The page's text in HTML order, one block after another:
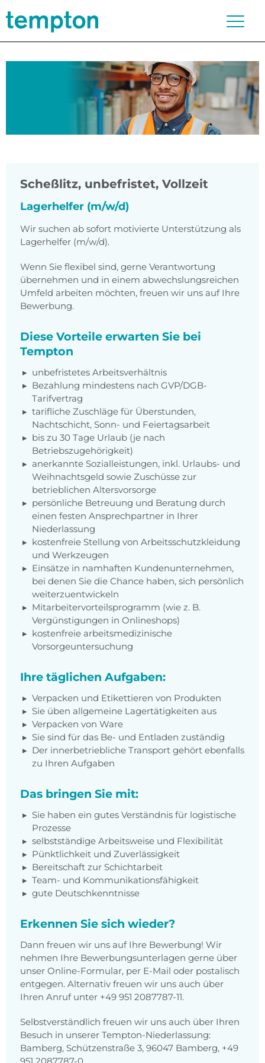
Scheßlitz, unbefristet, Vollzeit
Lagerhelfer (m/w/d)
Wir suchen ab sofort motivierte Unterstützung als
Lagerhelfer (m/w/d).
Wenn Sie flexibel sind, gerne Verantwortung
übernehmen und in einem abwechslungsreichen
Umfeld arbeiten möchten, freuen wir uns auf Ihre
Bewerbung.
Diese Vorteile erwarten Sie bei
Tempton
unbefristetes Arbeitsverhältnis
Bezahlung mindestens nach GVP/DGB-
Tarifvertrag
tarifliche Zuschläge für Überstunden,
Nachtschicht, Sonn- und Feiertagsarbeit
bis zu 30 Tage Urlaub (je nach
Betriebszugehörigkeit)
anerkannte Sozialleistungen, inkl. Urlaubs- und
Weihnachtsgeld sowie Zuschüsse zur
betrieblichen Altersvorsorge
persönliche Betreuung und Beratung durch
einen festen Ansprechpartner in Ihrer
Niederlassung
kostenfreie Stellung von Arbeitsschutzkleidung
und Werkzeugen
Einsätze in namhaften Kundenunternehmen,
bei denen Sie die Chance haben, sich persönlich
weiterzuentwickeln
Mitarbeitervorteilsprogramm (wie z. B.
Vergünstigungen in Onlineshops)
kostenfreie arbeitsmedizinische
Vorsorgeuntersuchung
Ihre täglichen Aufgaben:
Verpacken und Etikettieren von Produkten
Sie üben allgemeine Lagertätigkeiten aus
Verpacken von Ware
Sie sind für das Be- und Entladen zuständig
Der innerbetriebliche Transport gehört ebenfalls
zu Ihren Aufgaben
Das bringen Sie mit:
Sie haben ein gutes Verständnis für logistische
Prozesse
selbstständige Arbeitsweise und Flexibilität
Pünktlichkeit und Zuverlässigkeit
Bereitschaft zur Schichtarbeit
Team- und Kommunikationsfähigkeit
gute Deutschkenntnisse
Erkennen Sie sich wieder?
Dann freuen wir uns auf Ihre Bewerbung! Wir
nehmen Ihre Bewerbungsunterlagen gerne über
unser Online-Formular, per E-Mail oder postalisch
entgegen. Alternativ freuen wir uns auch über
Ihren Anruf unter +49 951 2087787-11.
Selbstverständlich freuen wir uns auch über Ihren
Besuch in unserer Tempton-Niederlassung:
Bamberg, Schützenstraße 3, 96047 Bamberg, +49